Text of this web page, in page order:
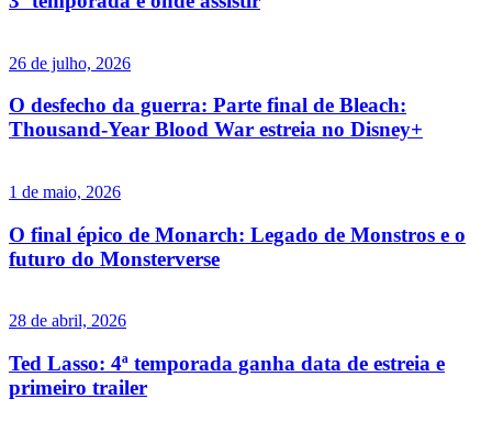
26 de julho, 2026
O desfecho da guerra: Parte final de Bleach:
Thousand-Year Blood War estreia no Disney+
1 de maio, 2026
O final épico de Monarch: Legado de Monstros e o
futuro do Monsterverse
28 de abril, 2026
Ted Lasso: 4ª temporada ganha data de estreia e
primeiro trailer